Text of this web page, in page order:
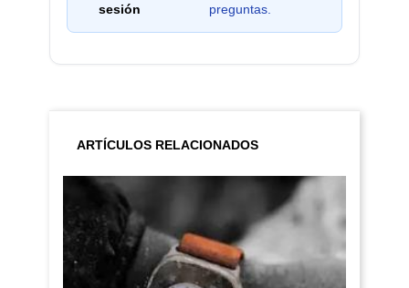
sesión
preguntas.
ARTÍCULOS RELACIONADOS